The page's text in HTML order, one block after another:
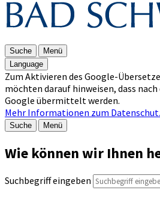
Suche
Menü
Language
Zum Aktivieren des Google-
möchten darauf hinweisen, dass
Google übermittelt werden.
Mehr Informationen zum
Suche Menü
Wie können wir Ihnen
Suchbegriff eingeben